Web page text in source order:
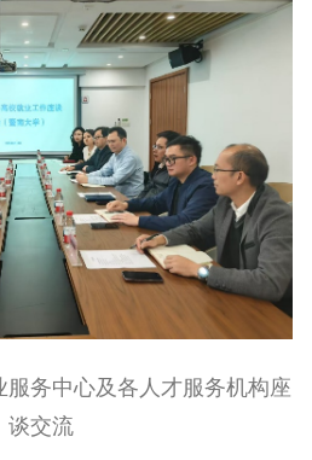
务中心及各人才服务机构座
谈交流